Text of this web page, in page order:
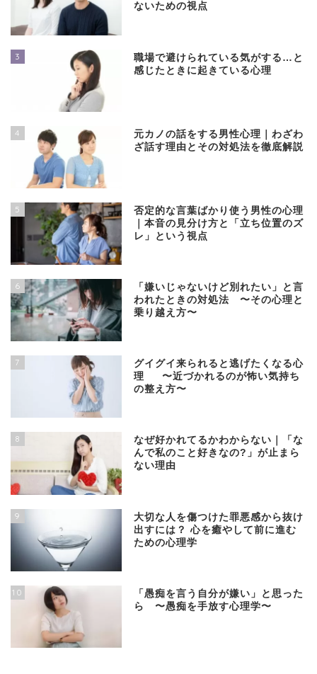
ないための視点
3
職場で避けられている気がする…と
感じたときに起きている心理
4
元カノの話をする男性心理｜わざわ
ざ話す理由とその対処法を徹底解説
5
否定的な言葉ばかり使う男性の心理
｜本音の見分け方と「立ち位置のズ
レ」という視点
6
「嫌いじゃないけど別れたい」と言
われたときの対処法 〜その心理と
乗り越え方〜
7
グイグイ来られると逃げたくなる心
理 〜近づかれるのが怖い気持ち
の整え方〜
8
なぜ好かれてるかわからない｜「な
んで私のこと好きなの?」が止まら
ない理由
9
大切な人を傷つけた罪悪感から抜け
出すには？ 心を癒やして前に進む
ための心理学
10
「愚痴を言う自分が嫌い」と思った
ら 〜愚痴を手放す心理学〜